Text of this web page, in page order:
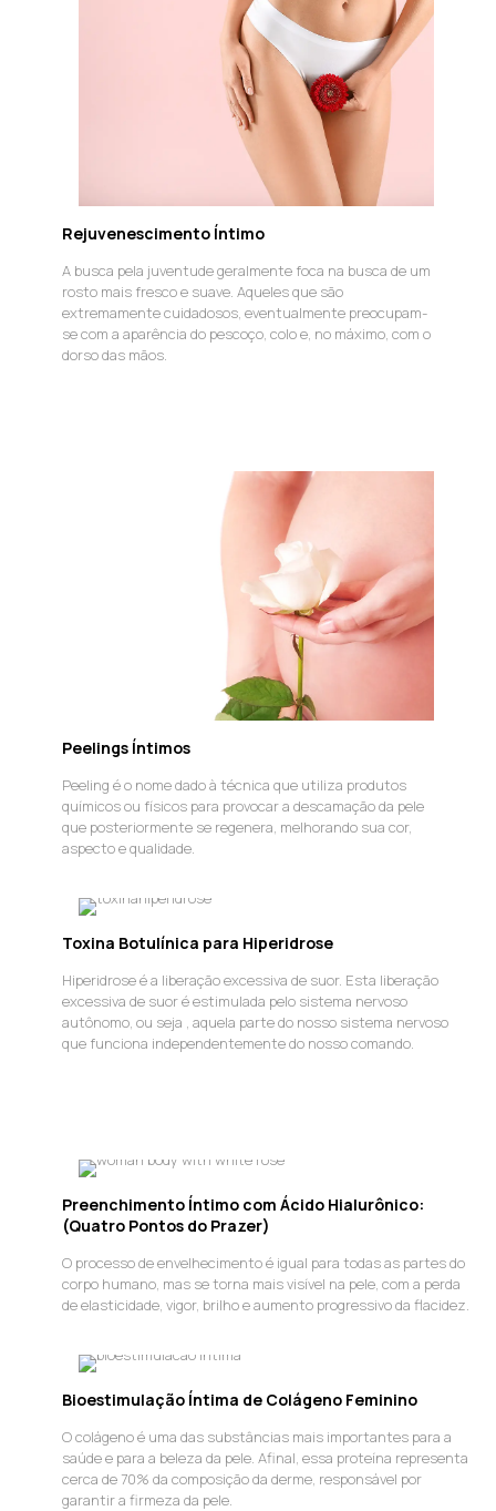
Rejuvenescimento Íntimo
A busca pela juventude geralmente foca na busca de um
rosto mais fresco e suave. Aqueles que são
extremamente cuidadosos, eventualmente preocupam-
se com a aparência do pescoço, colo e, no máximo, com o
dorso das mãos.
Peelings Íntimos
Peeling é o nome dado à técnica que utiliza produtos
químicos ou físicos para provocar a descamação da pele
que posteriormente se regenera, melhorando sua cor,
aspecto e qualidade.
Toxina Botulínica para Hiperidrose
Hiperidrose é a liberação excessiva de suor. Esta liberação
excessiva de suor é estimulada pelo sistema nervoso
autônomo, ou seja , aquela parte do nosso sistema nervoso
que funciona independentemente do nosso comando.
Preenchimento Íntimo com Ácido Hialurônico:
(Quatro Pontos do Prazer)
O processo de envelhecimento é igual para todas as partes do
corpo humano, mas se torna mais visível na pele, com a perda
de elasticidade, vigor, brilho e aumento progressivo da flacidez.
Bioestimulação Íntima de Colágeno Feminino
O colágeno é uma das substâncias mais importantes para a
saúde e para a beleza da pele. Afinal, essa proteína representa
cerca de 70% da composição da derme, responsável por
garantir a firmeza da pele.